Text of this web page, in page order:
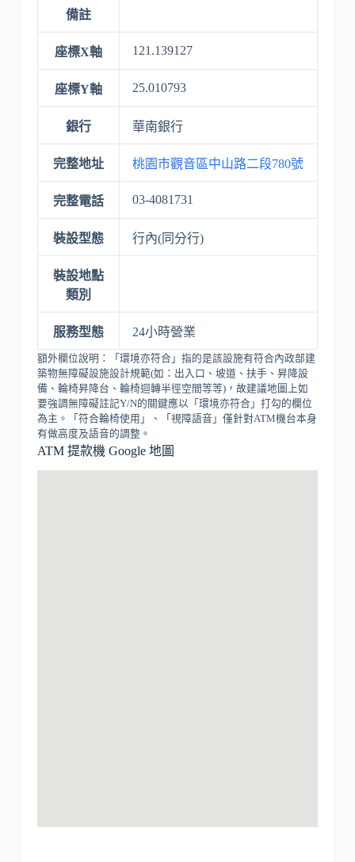
備註
座標X軸 121.139127
座標Y軸 25.010793
銀行 華南銀行
完整地址 桃園市觀音區中山路二段780號
完整電話 03-4081731
裝設型態 行內(同分行)
裝設地點
類別
服務型態 24小時營業
額外欄位說明：「環境亦符合」指的是該設施有符合內政部建
築物無障礙設施設計規範(如：出入口、坡道、扶手、昇降設
備、輪椅昇降台、輪椅迴轉半徑空間等等)，故建議地圖上如
要強調無障礙註記Y/N的關鍵應以「環境亦符合」打勾的欄位
為主。「符合輪椅使用」、「視障語音」僅針對ATM機台本身
有做高度及語音的調整。
ATM 提款機 Google 地圖